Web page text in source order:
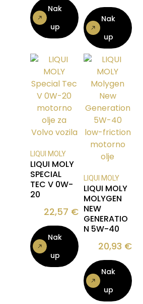
Nak
up
Nak
up
LIQUI MOLY
LIQUI MOLY
SPECIAL
TEC V 0W-
20
22,57 €
Nak
up
LIQUI MOLY
LIQUI MOLY
MOLYGEN
NEW
GENERATIO
N 5W-40
20,93 €
Nak
up